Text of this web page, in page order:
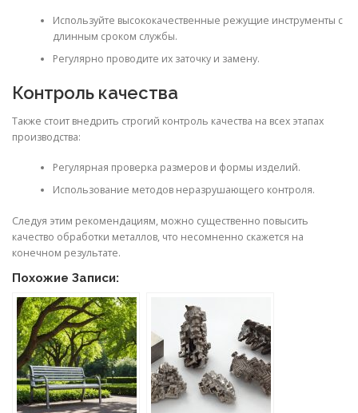
Используйте высококачественные режущие инструменты с
длинным сроком службы.
Регулярно проводите их заточку и замену.
Контроль качества
Также стоит внедрить строгий контроль качества на всех этапах
производства:
Регулярная проверка размеров и формы изделий.
Использование методов неразрушающего контроля.
Следуя этим рекомендациям, можно существенно повысить
качество обработки металлов, что несомненно скажется на
конечном результате.
Похожие Записи: